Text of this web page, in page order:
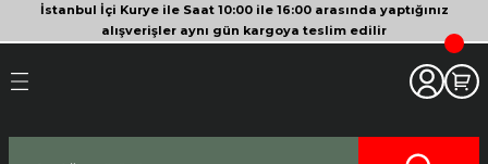
İstanbul İçi Kurye ile Saat 10:00 ile 16:00 arasında yaptığınız
alışverişler aynı gün kargoya teslim edilir
Geri Dön
Geri Dön
Geri Dön
Kameralar
Geri Dön
Geri Dön
Geri Dön
Geri Dön
Tripodları
Geri Dön
Geri Dön
Geri Dön
Geri Dön